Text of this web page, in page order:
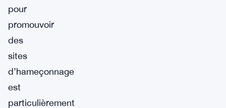
pour
promouvoir
des
sites
d’hameçonnage
est
particulièrement